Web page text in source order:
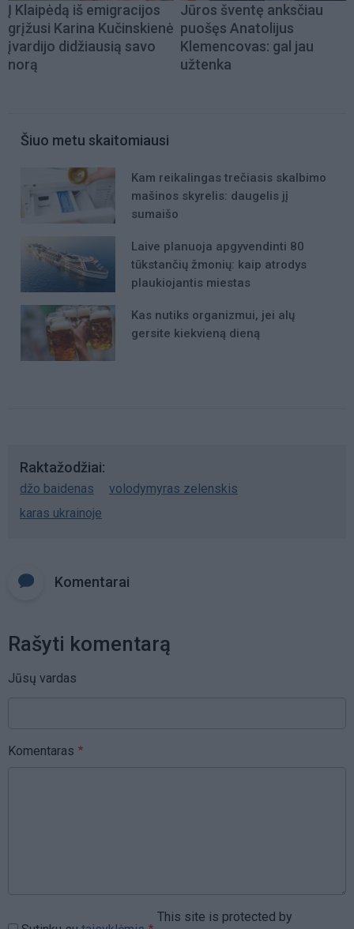
Į Klaipėdą iš emigracijos
grįžusi Karina Kučinskienė
įvardijo didžiausią savo
norą
Jūros šventę anksčiau
puošęs Anatolijus
Klemencovas: gal jau
užtenka
Šiuo metu skaitomiausi
Kam reikalingas trečiasis skalbimo
mašinos skyrelis: daugelis jį
sumaišo
Laive planuoja apgyvendinti 80
tūkstančių žmonių: kaip atrodys
plaukiojantis miestas
Kas nutiks organizmui, jei alų
gersite kiekvieną dieną
Raktažodžiai
džo baidenas
volodymyras zelenskis
karas ukrainoje
Komentarai
Rašyti komentarą
Jūsų vardas
Komentaras
This site is protected by